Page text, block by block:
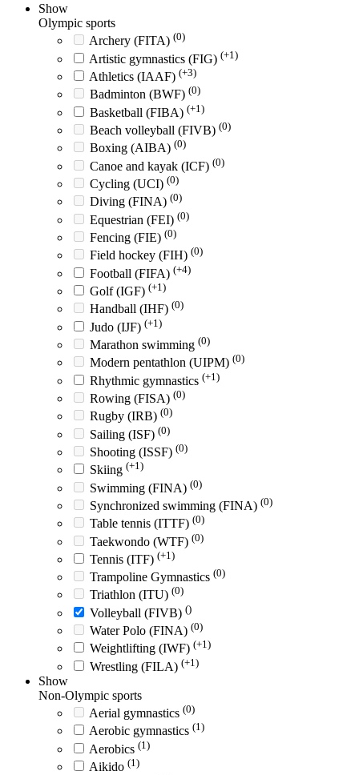
Show
Olympic sports
Archery (FITA) (0)
Artistic gymnastics (FIG) (+1)
Athletics (IAAF) (+3)
Badminton (BWF) (0)
Basketball (FIBA) (+1)
Beach volleyball (FIVB) (0)
Boxing (AIBA) (0)
Canoe and kayak (ICF) (0)
Cycling (UCI) (0)
Diving (FINA) (0)
Equestrian (FEI) (0)
Fencing (FIE) (0)
Field hockey (FIH) (0)
Football (FIFA) (+4)
Golf (IGF) (+1)
Handball (IHF) (0)
Judo (IJF) (+1)
Marathon swimming (0)
Modern pentathlon (UIPM) (0)
Rhythmic gymnastics (+1)
Rowing (FISA) (0)
Rugby (IRB) (0)
Sailing (ISF) (0)
Shooting (ISSF) (0)
Skiing (+1)
Swimming (FINA) (0)
Synchronized swimming (FINA) (0)
Table tennis (ITTF) (0)
Taekwondo (WTF) (0)
Tennis (ITF) (+1)
Trampoline Gymnastics (0)
Triathlon (ITU) (0)
Volleyball (FIVB) ()
Water Polo (FINA) (0)
Weightlifting (IWF) (+1)
Wrestling (FILA) (+1)
Show
Non-Olympic sports
Aerial gymnastics (0)
Aerobic gymnastics (1)
Aerobics (1)
Aikido (1)